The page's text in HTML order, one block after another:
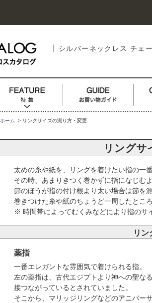
シルバーネックレス チェ
ホーム > リングサイズの測り方・変更
リングサ
太めの糸や紙を、リングを着けたい指の一
その時、あまりきつく巻かずに指になじむ
節のほうが指の付け根より太い場合は節を測
巻きつけた糸や紙のちょうど一周したとこ
※ 時間帯によってむくみなどにより指のサ
リン
薬指
一番エレガントな雰囲気で着けられる指。
左の薬指は、古代エジプトより神への聖な
接つながっているとされていました。
そこから、マリッジリングなどのアニバー